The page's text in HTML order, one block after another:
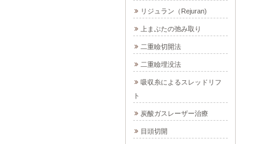
リジュラン（Rejuran)
上まぶたの弛み取り
二重瞼切開法
二重瞼埋没法
吸収糸によるスレッドリフ
ト
炭酸ガスレーザー治療
目頭切開